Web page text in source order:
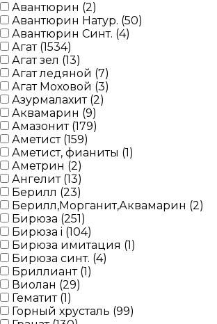
Авантюрин (2)
Авантюрин Натур. (50)
Авантюрин Синт. (4)
Агат (1534)
Агат зел (13)
Агат ледяной (7)
Агат Моховой (3)
Азурмалахит (2)
Аквамарин (9)
Амазонит (179)
Аметист (159)
Аметист, фианиты (1)
Аметрин (2)
Ангелит (13)
Берилл (23)
Берилл,Морганит,Аквамарин (2)
Бирюза (251)
Бирюза i (104)
Бирюза имитация (1)
Бирюза синт. (4)
Бриллиант (1)
Виолан (29)
Гематит (1)
Горный хрусталь (99)